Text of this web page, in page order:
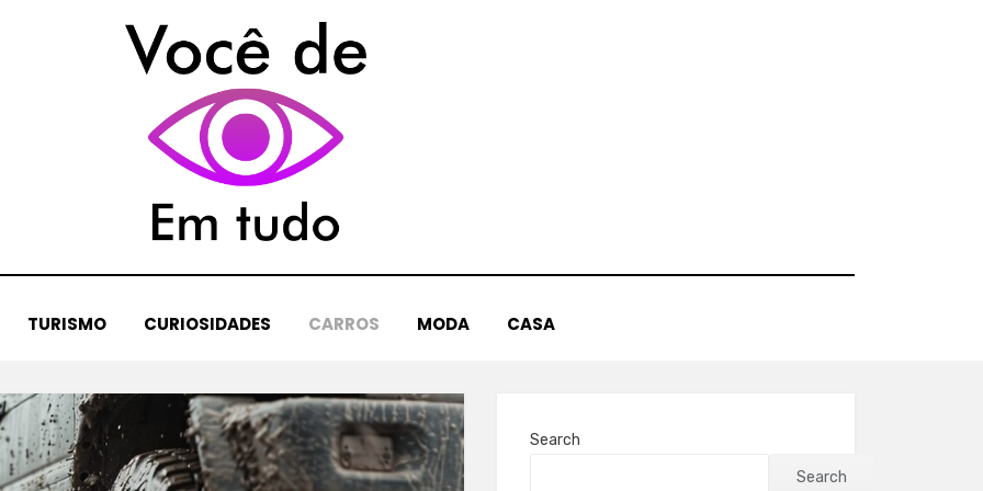
TURISMO CURIOSIDADES CARROS MODA CASA
Search
Search